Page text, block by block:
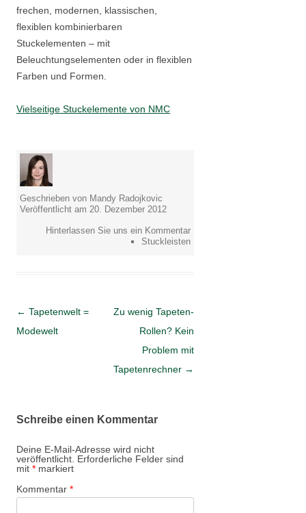
frechen, modernen, klassischen,
flexiblen kombinierbaren
Stuckelementen – mit
Beleuchtungselementen oder in flexiblen
Farben und Formen.
Vielseitige Stuckelemente von NMC
Geschrieben von Mandy Radojkovic
Veröffentlicht am 20. Dezember 2012
Hinterlassen Sie uns ein Kommentar
Stuckleisten
Artikel-Navigation
← Tapetenwelt =
Modewelt
Zu wenig Tapeten-
Rollen? Kein
Problem mit
Tapetenrechner →
Schreibe einen Kommentar
Deine E-Mail-Adresse wird nicht
veröffentlicht. Erforderliche Felder sind
mit * markiert
Kommentar *